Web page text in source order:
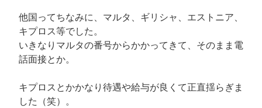
他国ってちなみに、マルタ、ギリシャ、エストニア、
キプロス等でした。
いきなりマルタの番号からかかってきて、そのまま電
話面接とか。
キプロスとかかなり待遇や給与が良くて正直揺らぎま
した（笑）。